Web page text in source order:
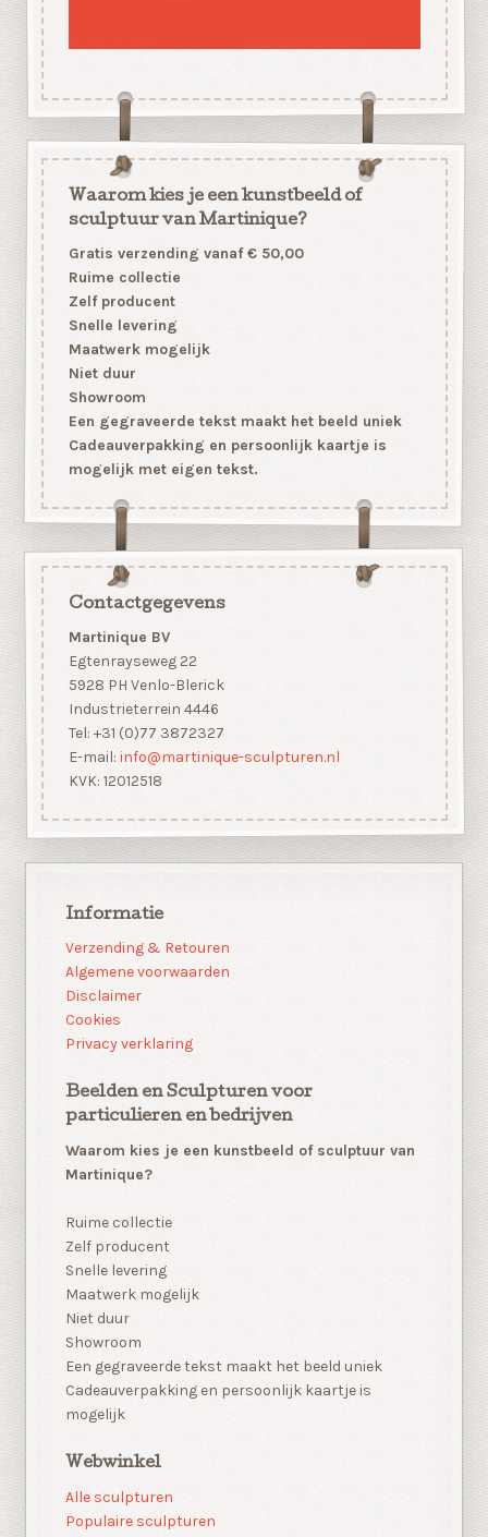
Waarom kies je een kunstbeeld of
sculptuur van Martinique?
Gratis verzending vanaf € 50,00
Ruime collectie
Zelf producent
Snelle levering
Maatwerk mogelijk
Niet duur
Showroom
Een gegraveerde tekst maakt het beeld uniek
Cadeauverpakking en persoonlijk kaartje is
mogelijk met eigen tekst.
Contactgegevens
Martinique BV
Egtenrayseweg 22
5928 PH Venlo-Blerick
Industrieterrein 4446
Tel: +31 (0)77 3872327
E-mail: info@martinique-sculpturen.nl
KVK: 12012518
Informatie
Verzending & Retouren
Algemene voorwaarden
Disclaimer
Cookies
Privacy verklaring
Beelden en Sculpturen voor
particulieren en bedrijven
Waarom kies je een kunstbeeld of sculptuur van
Martinique?
Ruime collectie
Zelf producent
Snelle levering
Maatwerk mogelijk
Niet duur
Showroom
Een gegraveerde tekst maakt het beeld uniek
Cadeauverpakking en persoonlijk kaartje is
mogelijk
Webwinkel
Alle sculpturen
Populaire sculpturen